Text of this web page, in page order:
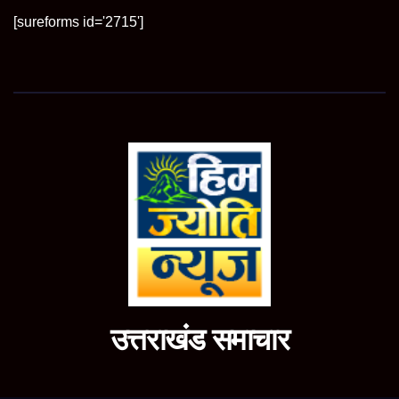
[sureforms id='2715']
उत्तराखंड समाचार